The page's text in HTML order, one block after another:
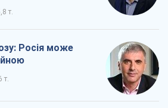
т.
Росія може
т.